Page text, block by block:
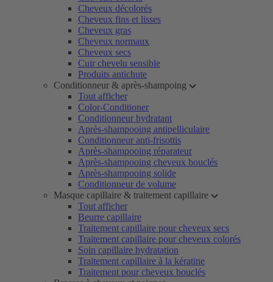
Cheveux décolorés
Cheveux fins et lisses
Cheveux gras
Cheveux normaux
Cheveux secs
Cuir chevelu sensible
Produits antichute
Conditionneur & après-shampoing
Tout afficher
Color-Conditioner
Conditionneur hydratant
Après-shampooing antipelliculaire
Conditionneur anti-frisottis
Après-shampooing réparateur
Après-shampooing cheveux bouclés
Après-shampooing solide
Conditionneur de volume
Masque capillaire & traitement capillaire
Tout afficher
Beurre capillaire
Traitement capillaire pour cheveux secs
Traitement capillaire pour cheveux colorés
Soin capillaire hydratation
Traitement capillaire à la kératine
Traitement pour cheveux bouclés